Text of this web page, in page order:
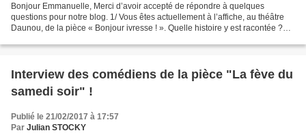
Bonjour Emmanuelle, Merci d’avoir accepté de répondre à quelques
questions pour notre blog. 1/ Vous êtes actuellement à l’affiche, au théâtre
Daunou, de la pièce « Bonjour ivresse ! ». Quelle histoire y est racontée ?
Interview des comédiens de la pièce "La fève du
samedi soir" !
Publié le 21/02/2017 à 17:57
Par Julian STOCKY